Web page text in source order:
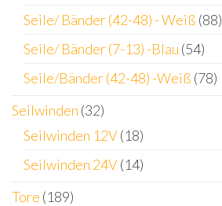
Seile/ Bänder (42-48) - Weiß (88)
Seile/ Bänder (7-13) -Blau (54)
Seile/Bänder (42-48) -Weiß (78)
Seilwinden (32)
Seilwinden 12V(18)
Seilwinden 24V(14)
Tore (189)